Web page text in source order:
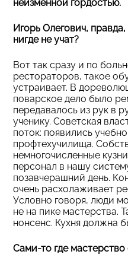
неизменной гордостью.
Игорь Олегович,
нигде не учат?
Вот так сразу и по
рестораторов, такое
устраивает. В
поварское дело было
передавалось из рук в
ученику. Советская
поток: появились
профтехучилища.
немногочисленные
персонал в нашу
позавчерашний день.
очень расхолаживает
Условно говоря, люди
не на пике мастерства.
нонсенс. Кухня должна
Сами-то где